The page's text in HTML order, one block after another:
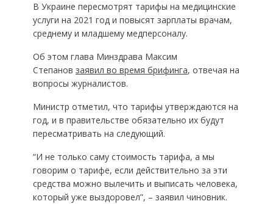
В Украине пересмотрят тарифы на медицинские
услуги на 2021 год и повысят зарплаты врачам,
среднему и младшему медперсоналу.
Об этом глава Минздрава Максим
Степанов заявил во время брифинга, отвечая на
вопросы журналистов.
Министр отметил, что тарифы утверждаются на
год, и в правительстве обязательно их будут
пересматривать на следующий.
“И не только саму стоимость тарифа, а мы
говорим о тарифе, если действительно за эти
средства можно вылечить и выписать человека,
который уже выздоровел”, – заявил чиновник.